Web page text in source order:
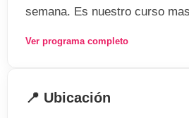
semana. Es nuestro curso
lecciones por semana basada
adicionales por semana de la
Ver programa completo
📍 Ubicación